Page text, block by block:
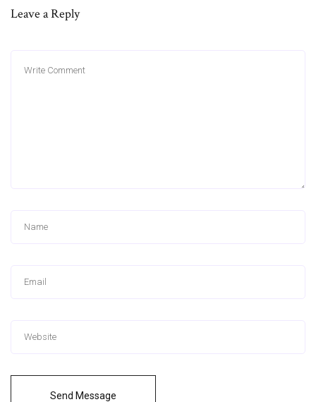
Leave a Reply
Send Message